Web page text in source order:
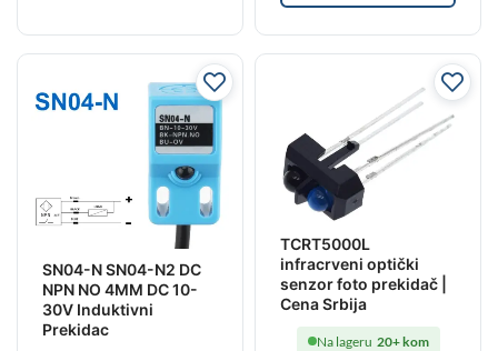
SN04-N SN04-N2 DC
NPN NO 4MM DC 10-
30V Induktivni
Prekidac
TCRT5000L
infracrveni optički
senzor foto prekidač |
Cena Srbija
Na lageru 20+ kom